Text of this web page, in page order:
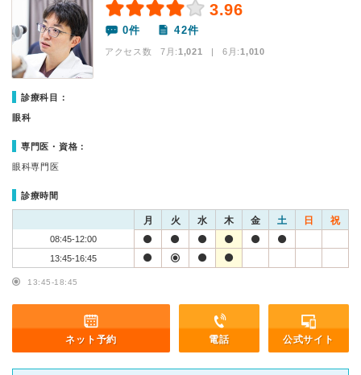
3.96
0件 42件
アクセス数 7月:1,021 | 6月:1,010
診療科目：
眼科
専門医・資格：
眼科専門医
診療時間
月 火 水 木 金 土 日 祝
08:45-12:00
13:45-16:45
13:45-18:45
ネット予約 電話 公式サイト